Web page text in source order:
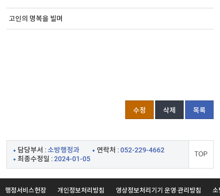
고인의 명복을 빌며
수정 삭제 목록
담당부서 :소방행정과 연락처 :052-229-4662
최종수정일 :2024-01-05
TOP
행정서비스헌장 개인정보처리방침 영상정보처리기기 운영·관리방침 소